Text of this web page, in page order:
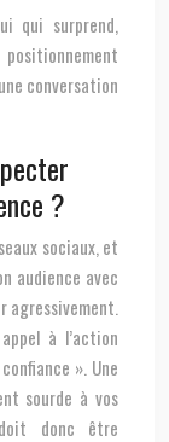
qui surprend,
conversation
?
sociaux, et
audience avec
agressivement.
à l’action
». Une
sourde à vos
donc être